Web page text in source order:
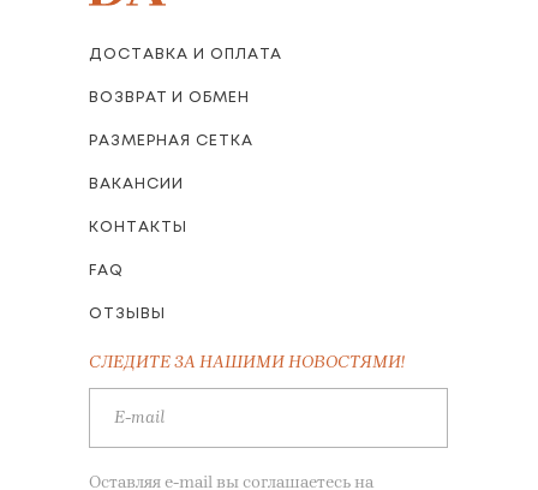
РАЗМЕРНАЯ СЕТКА
ДОСТАВКА И ОПЛАТА
КОНТАКТЫ
FAQ
ОТЗЫВЫ
СЛЕДИТЕ ЗА НАШИМИ НОВОСТЯМИ!
Оставляя e-mail вы соглашаетесь на
ВОЗВРАТ И ОБМЕН
ВАКАНСИИ